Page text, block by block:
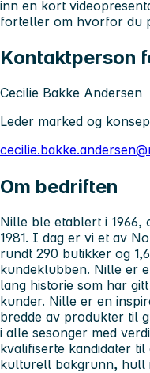
inn en kort
forteller om hvorfor du
Kontaktperson
Cecilie Bakke Andersen
Leder marked og
Om bedriften
Nille ble etablert i 1966,
1981. I dag er vi et av
rundt 290 butikker og
kundeklubben. Nille er
lang historie som har
kunder. Nille er en
bredde av produkter til
i alle sesonger med
kvalifiserte kandidater
kulturell bakgrunn, hull